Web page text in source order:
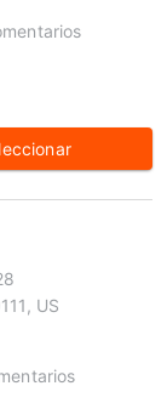
US